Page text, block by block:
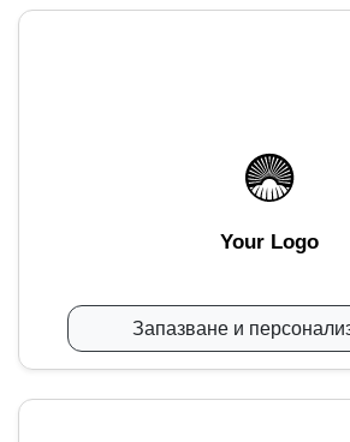
Your Logo
Запазване и